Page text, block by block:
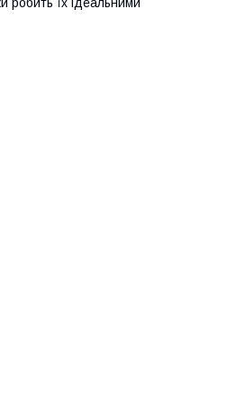
робить їх ідеальними